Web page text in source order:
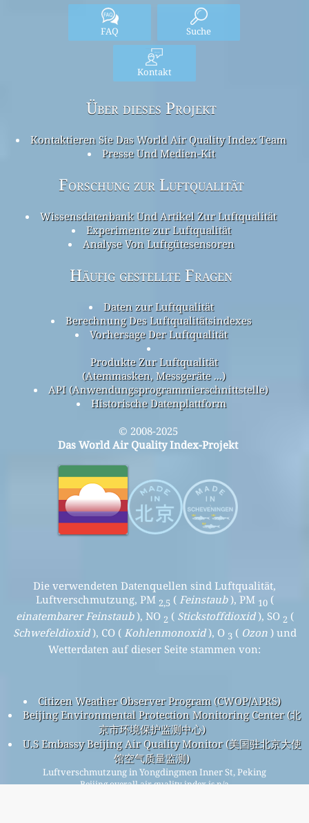
FAQ Suche
Kontakt
Über dieses Projekt
Kontaktieren Sie Das World Air Quality Index Team
Presse Und Medien-Kit
Forschung zur Luftqualität
Wissensdatenbank Und Artikel Zur Luftqualität
Experimente zur Luftqualität
Analyse Von Luftgütesensoren
Häufig gestellte Fragen
Daten zur Luftqualität
Berechnung Des Luftqualitätsindexes
Vorhersage Der Luftqualität
Produkte Zur Luftqualität
(Atemmasken, Messgeräte ...)
API (Anwendungsprogrammierschnittstelle)
Historische Datenplattform
© 2008-2025
Das World Air Quality Index-Projekt
Die verwendeten Datenquellen sind Luftqualität,
Luftverschmutzung, PM 2,5 ( Feinstaub), PM 10(
einatembarer Feinstaub), NO 2 ( Stickstoffdioxid), SO 2 (
Schwefeldioxid), CO ( Kohlenmonoxid), O 3 ( Ozon) und
Wetterdaten auf dieser Seite stammen von:
Citizen Weather Observer Program (CWOP/APRS)
Beijing Environmental Protection Monitoring Center (北
京市环境保护监测中心)
U.S Embassy Beijing Air Quality Monitor (美国驻北京大使
馆空气质量监测)
Luftverschmutzung in Yongdingmen Inner St, Peking
Beijing overall air quality index is n/a